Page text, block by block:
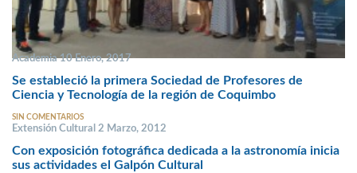
Academia 10 Enero, 2017
Se estableció la primera Sociedad de Profesores de
Ciencia y Tecnología de la región de Coquimbo
SIN COMENTARIOS
Extensión Cultural 2 Marzo, 2012
Con exposición fotográfica dedicada a la astronomía inicia
sus actividades el Galpón Cultural